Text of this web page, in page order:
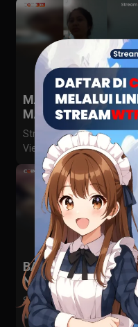
MALU-MALU TAPI
MAU
StreamWTF
Views 2685
BARU MASUK UDAH
NGECRIT
StreamWTF
Views 3172